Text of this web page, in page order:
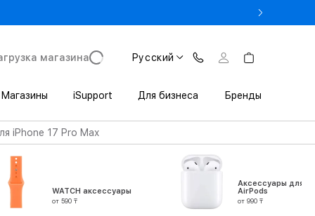
магазина Русский
Магазины iSupport Для бизнеса Бренды
iPhone 17 Pro Max
WATCH аксессуары
от 590 ₸
Аксессуары для
AirPods
от 990 ₸